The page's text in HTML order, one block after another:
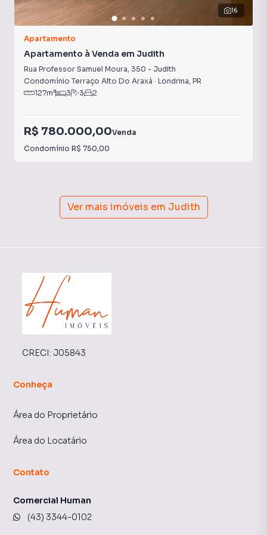
16
Apartamento
Apartamento à Venda em Judith
Rua Professor Samuel Moura, 350 - Judith
Condomínio Terraço Alto Do Araxá · Londrina, PR
127m² 3 3 2
R$ 780.000,00Venda
Condomínio R$ 750,00
Ver mais imóveis em Judith
CRECI: J05843
Conheça
Área do Proprietário
Área do Locatário
Contato
Comercial Human
(43) 3344-0102